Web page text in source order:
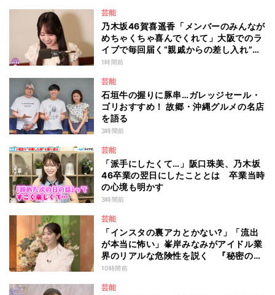
芸能
乃木坂46賀喜遥香「メンバーのみんなが
めちゃくちゃ喜んでくれて」大阪でのラ
イブで毎回届く“親戚からの差し入れ”と
は？
1時間前
芸能
石垣牛の握りに豚串…ガレッジセール・
ゴリおすすめ！ 故郷・沖縄グルメの名店
を語る
3時間前
芸能
「派手にしたくて…」阪口珠美、乃木坂
46卒業の翌日にしたこととは 卒業当時
の心境も明かす
3時間前
芸能
「インスタの裏アカとかない?」「流出
が本当に怖い」峯岸みなみがアイドル業
界のリアルな危険性を説く 『秘密のマ
マ園』特別編
10時間前
芸能